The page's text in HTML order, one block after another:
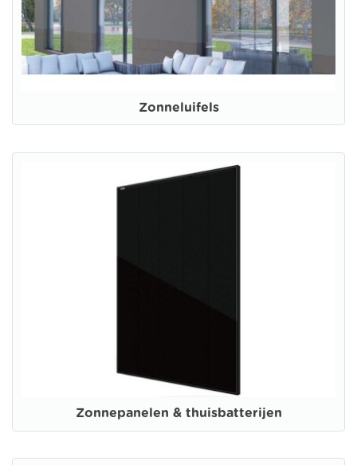
Zonneluifels
Zonnepanelen & thuisbatterijen